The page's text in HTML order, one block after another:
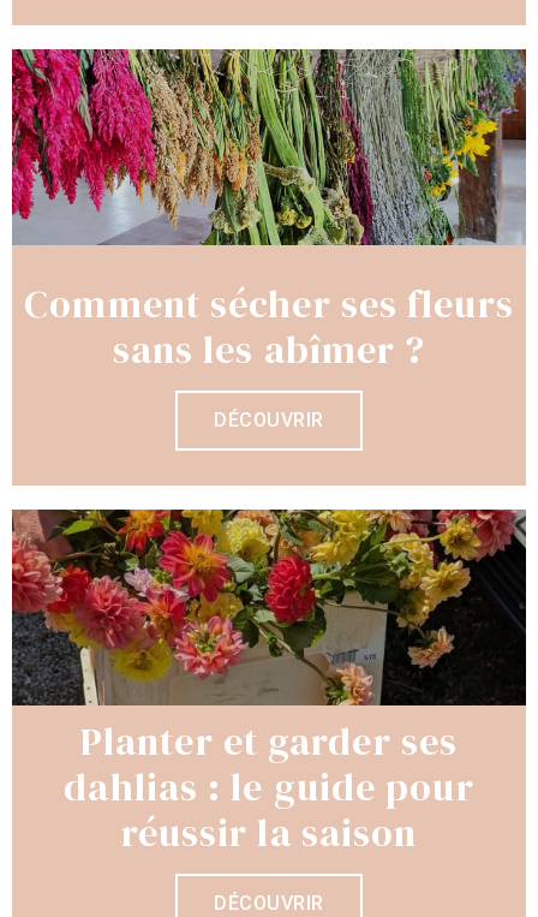
Comment sécher ses fleurs
sans les abîmer ?
DÉCOUVRIR
Planter et garder ses
dahlias : le guide pour
réussir la saison
DÉCOUVRIR